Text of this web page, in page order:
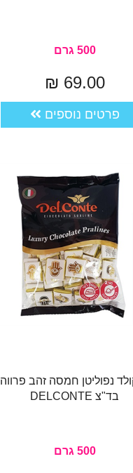
500 גרם
69.00 ₪
פרטים נוספים
נפוליטן חמסה זהב פרווה
בד"צ DELCONTE
500 גרם